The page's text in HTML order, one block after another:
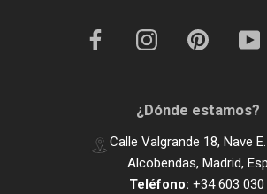
¿Dónde estamos?
Calle Valgrande 18, Nave
Alcobendas, Madrid,
Teléfono: +34 603 030